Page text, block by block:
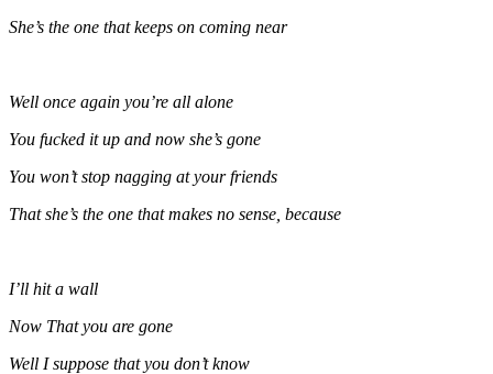
She’s the one that keeps on coming near
Well once again you’re all alone
You fucked it up and now she’s gone
You won’t stop nagging at your friends
That she’s the one that makes no sense, because
I’ll hit a wall
Now That you are gone
Well I suppose that you don’t know